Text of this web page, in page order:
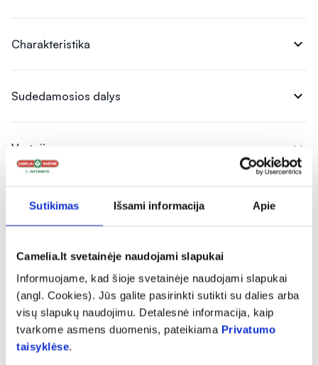
Sutikimas Išsami informacija Apie
Camelia.lt svetainėje naudojami slapukai
Informuojame, kad šioje svetainėje naudojami slapukai
(angl. Cookies). Jūs galite pasirinkti sutikti su dalies arba
visų slapukų naudojimu. Detalesnė informacija, kaip
tvarkome asmens duomenis, pateikiama Privatumo
taisyklėse.
Charakteristika expand_more
Sudedamosios dalys expand_more
Vartojimas expand_more
Instrukcijos ir informacija
Atsiliepimai